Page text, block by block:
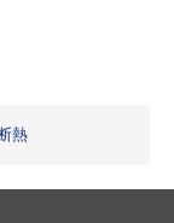
熱